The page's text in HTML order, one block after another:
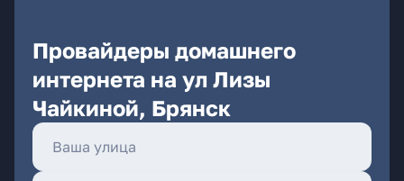
Провайдеры домашнего
интернета на ул Лизы
Чайкиной, Брянск